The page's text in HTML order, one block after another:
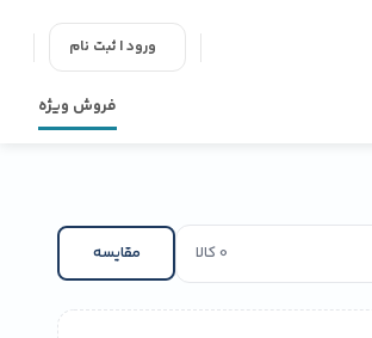
ورود | ثبت نام
فروش ویژه
0 کالا مقایسه